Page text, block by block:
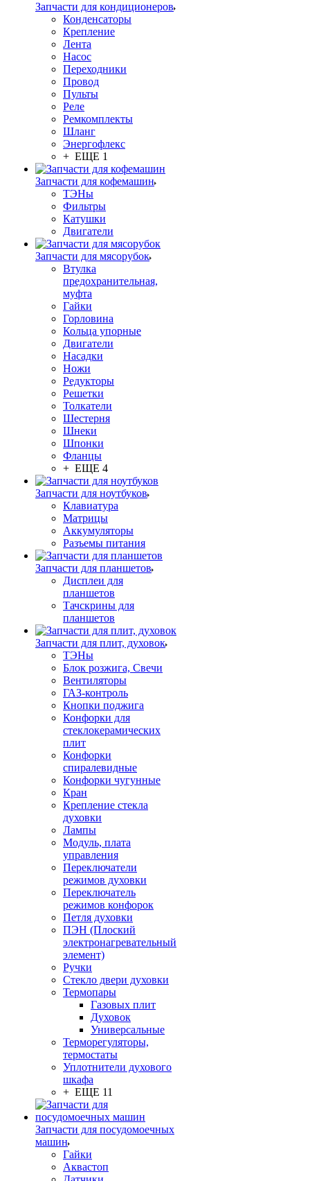
Запчасти для кондиционеров
Конденсаторы
Крепление
Лента
Насос
Переходники
Провод
Пульты
Реле
Ремкомплекты
Шланг
Энергофлекс
+ ЕЩЕ 1
Запчасти для кофемашин
ТЭНы
Фильтры
Катушки
Двигатели
Запчасти для мясорубок
Втулка
предохранительная,
муфта
Гайки
Горловина
Кольца упорные
Двигатели
Насадки
Ножи
Редукторы
Решетки
Толкатели
Шестерня
Шнеки
Шпонки
Фланцы
+ ЕЩЕ 4
Запчасти для ноутбуков
Клавиатура
Матрицы
Аккумуляторы
Разъемы питания
Запчасти для планшетов
Дисплеи для
планшетов
Тачскрины для
планшетов
Запчасти для плит, духовок
ТЭНы
Блок розжига, Свечи
Вентиляторы
ГАЗ-контроль
Кнопки поджига
Конфорки для
стеклокерамических
плит
Конфорки
спиралевидные
Конфорки чугунные
Кран
Крепление стекла
духовки
Лампы
Модуль, плата
управления
Переключатели
режимов духовки
Переключатель
режимов конфорок
Петля духовки
ПЭН (Плоский
электронагревательный
элемент)
Ручки
Стекло двери духовки
Термопары
Газовых плит
Духовок
Универсальные
Терморегуляторы,
термостаты
Уплотнители духового
шкафа
+ ЕЩЕ 11
Запчасти для посудомоечных
машин
Гайки
Аквастоп